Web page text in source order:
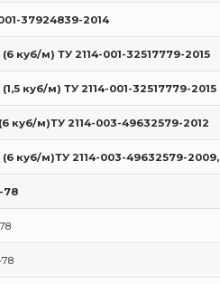
37924839-2014
куб/м) ТУ 2114-001-32517779-2015
куб/м) ТУ 2114-001-32517779-2015
куб/м)ТУ 2114-003-49632579-2012
куб/м)ТУ 2114-003-49632579-2009,
78